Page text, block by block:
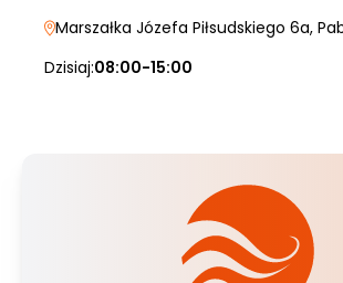
Marszałka Józefa Piłsudskiego 6a,
Dzisiaj:08:00-15:00